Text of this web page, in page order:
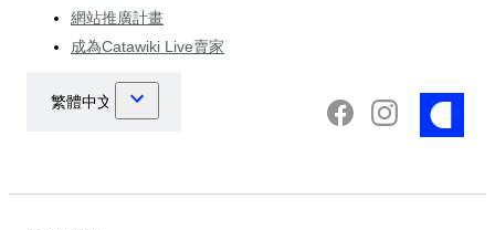
網站推廣計畫
成為Catawiki Live賣家